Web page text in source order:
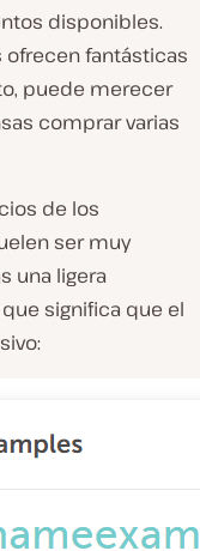
disponibles.
fantásticas
puede merecer
comprar varias
de los
ser muy
una ligera
significa que el